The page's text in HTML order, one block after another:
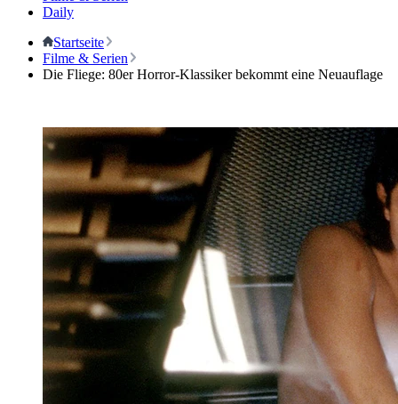
Daily
Startseite
Filme & Serien
Die Fliege: 80er Horror-Klassiker bekommt eine Neuauflage